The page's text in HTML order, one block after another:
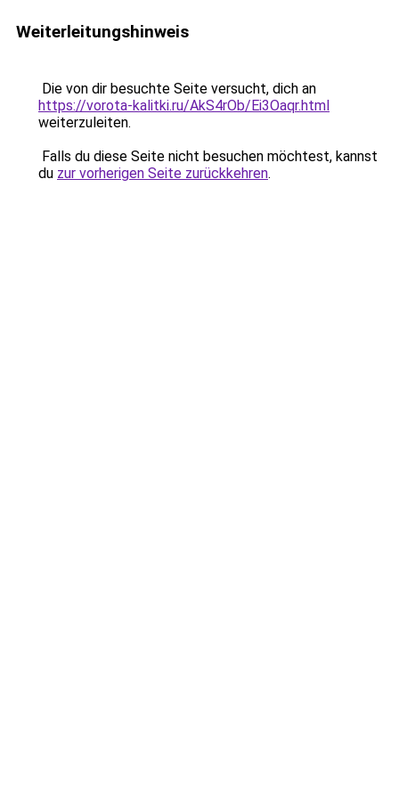
Weiterleitungshinweis
Die von dir besuchte Seite versucht, dich an
https://vorota-kalitki.ru/AkS4rOb/Ei3Oaqr.html
weiterzuleiten.
Falls du diese Seite nicht besuchen möchtest, kannst
du zur vorherigen Seite zurückkehren.